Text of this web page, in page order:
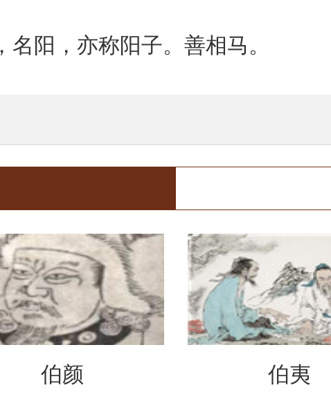
，名阳，亦称阳子。善相马。
伯颜 伯夷